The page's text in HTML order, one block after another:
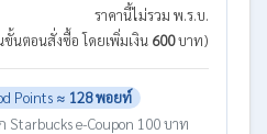
ราคานี้ไม่รวม พ.ร.บ.
นตอนสั่งซื้อ โดยเพิ่มเงิน 600บาท)
Points ≈ 128 พอยท์
e-Coupon 100 บาท